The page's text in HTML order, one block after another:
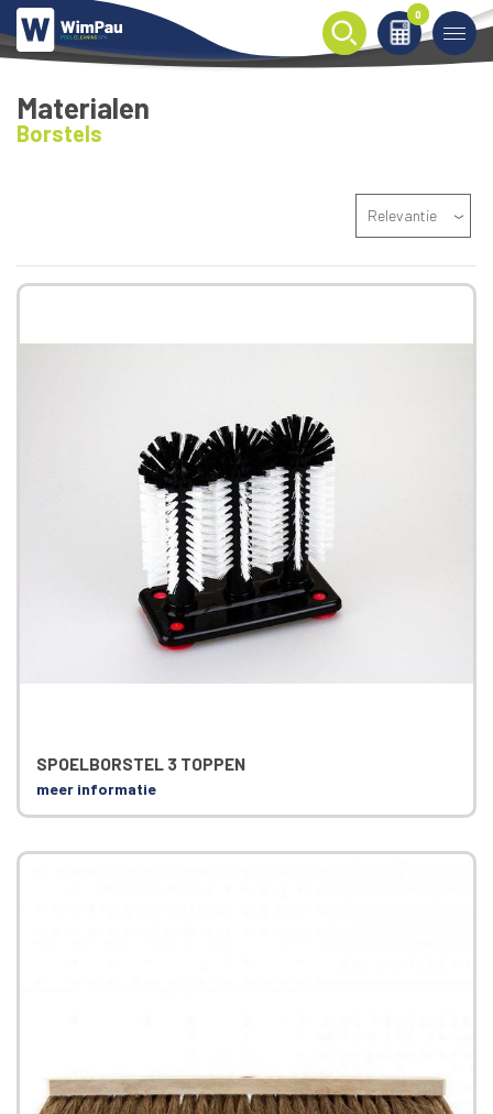
0
0
Materialen
Borstels
Relevantie
SPOELBORSTEL 3 TOPPEN
meer informatie